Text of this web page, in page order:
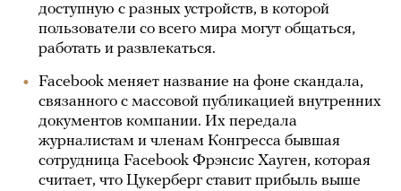
доступную с разных устройств, в которой
пользователи со всего мира могут общаться,
работать и развлекаться.
Facebook меняет название на фоне скандала,
связанного с массовой публикацией внутренних
документов компании. Их передала
журналистам и членам Конгресса бывшая
сотрудница Facebook Фрэнсис Хауген, которая
считает, что Цукерберг ставит прибыль выше